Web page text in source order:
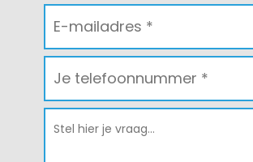
Je
e-
mailadres *
Telefoon
* *
Bericht